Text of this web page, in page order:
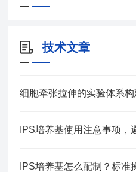
技术文章
细胞牵张拉伸的实验体系构
IPS培养基使用注意事项，
IPS培养基怎么配制？标准